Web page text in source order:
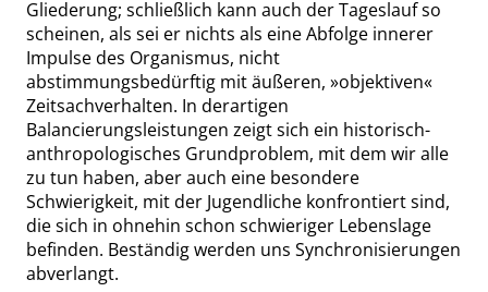
Gliederung; schließlich kann auch der Tageslauf so
scheinen, als sei er nichts als eine Abfolge innerer
Impulse des Organismus, nicht
abstimmungsbedürftig mit äußeren, »objektiven«
Zeitsachverhalten. In derartigen
Balancierungsleistungen zeigt sich ein historisch-
anthropologisches Grundproblem, mit dem wir alle
zu tun haben, aber auch eine besondere
Schwierigkeit, mit der Jugendliche konfrontiert sind,
diesich in ohnehin schon schwieriger Lebenslage
befinden. Beständig werden uns Synchronisierungen
abverlangt.